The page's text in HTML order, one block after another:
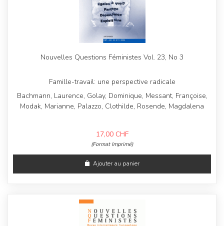
Nouvelles Questions Féministes Vol. 23, No 3
Famille-travail: une perspective radicale
Bachmann, Laurence, Golay, Dominique, Messant, Françoise,
Modak, Marianne, Palazzo, Clothilde, Rosende, Magdalena
17,00 CHF
(Format Imprimé)
Ajouter au panier